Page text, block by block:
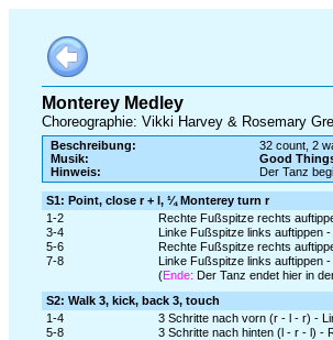
Monterey Medley
Choreographie: Vikki Harvey & Rosemary
Beschreibung:
32 count, 2
Musik:
Good
Hinweis:
Der Tanz
S1: Point, close r + l, ¼ Monterey turn r
1-2
Rechte Fußspitze rechts
3-4
Linke Fußspitze links auftippen
5-6
Rechte Fußspitze rechts
7-8
Linke Fußspitze links auftippen
(Ende: Der Tanz endet hier in
S2: Walk 3, kick, back 3, touch
1-4
3 Schritte nach vorn (r - l - r) -
5-8
3 Schritte nach hinten (l - r - l) -